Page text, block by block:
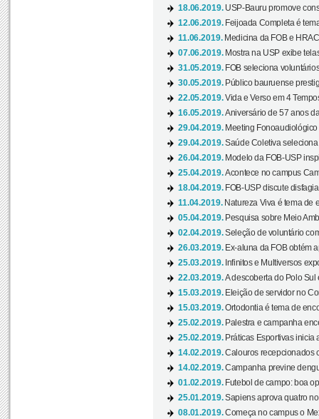
18.06.2019. USP-Bauru promove
12.06.2019. Feijoada Completa é
11.06.2019. Medicina da FOB e
07.06.2019. Mostra na USP exibe
31.05.2019. FOB seleciona
30.05.2019. Público bauruense
22.05.2019.Vida e Verso em 4
16.05.2019.Aniversário de 57 anos
29.04.2019. Meeting
29.04.2019.Saúde Coletiva
26.04.2019. Modelo da FOB-USP
25.04.2019.Acontece no campus
18.04.2019. FOB-USP discute
11.04.2019. Natureza Viva é tema de
05.04.2019. Pesquisa sobre Meio
02.04.2019.Seleção de voluntário
26.03.2019. Ex-aluna da FOB obtém
25.03.2019. Infinitos e Multiversos
22.03.2019.A descoberta do Polo Sul
15.03.2019. Eleição de servidor no
15.03.2019.Ortodontia é tema de
25.02.2019. Palestra e campanha
25.02.2019. Práticas Esportivas inicia
14.02.2019.Calouros recepcionados
14.02.2019.Campanha previne
01.02.2019. Futebol de campo: boa
25.01.2019.Sapiens aprova quatro
08.01.2019.Começa no campus o